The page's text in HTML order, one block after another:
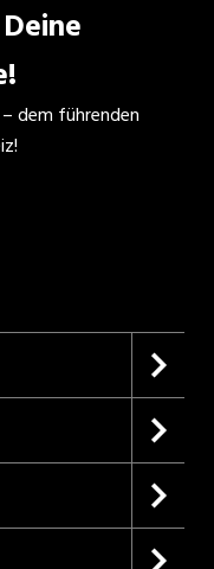
dem führenden